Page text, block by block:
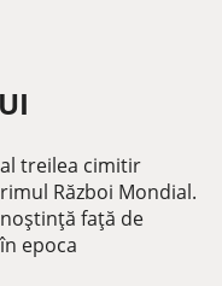
treilea cimitir
Război Mondial.
față de
epoca